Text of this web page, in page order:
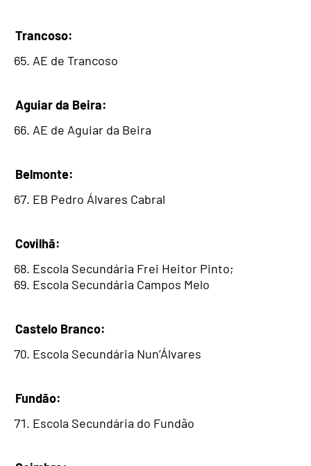
Trancoso:
AE de Trancoso
Aguiar da Beira:
AE de Aguiar da Beira
Belmonte:
EB Pedro Álvares Cabral
Covilhã:
Escola Secundária Frei Heitor Pinto;
Escola Secundária Campos Melo
Castelo Branco:
Escola Secundária Nun’Álvares
Fundão:
Escola Secundária do Fundão